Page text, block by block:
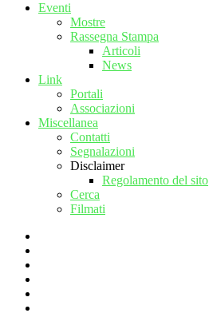
Eventi
Mostre
Rassegna Stampa
Articoli
News
Link
Portali
Associazioni
Miscellanea
Contatti
Segnalazioni
Disclaimer
Regolamento del sito
Cerca
Filmati